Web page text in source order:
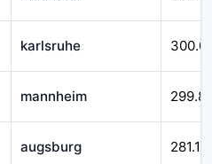
karlsruhe
mannheim
augsburg 281.111